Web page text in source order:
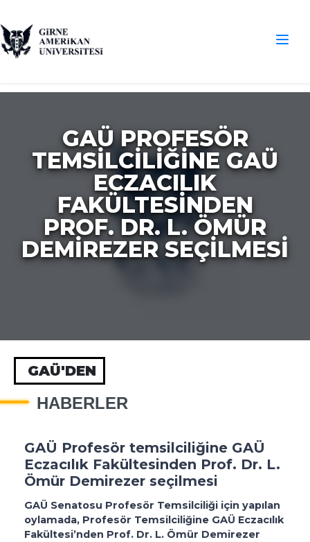
GAÜ PROFESÖR
TEMSILCILIĞINE GAÜ
ECZACILIK
FAKÜLTESINDEN
PROF. DR. L. ÖMÜR
DEMIREZER SEÇILMESI
GAÜ'DEN
HABERLER
GAÜ Profesör temsilciliğine GAÜ
Eczacılık Fakültesinden Prof. Dr. L.
Ömür Demirezer seçilmesi
GAÜ Senatosu Profesör Temsilciliği için yapılan
oylamada, Profesör Temsilciliğine GAÜ Eczacılık
Fakültesi’nden Prof. Dr. L. Ömür Demirezer